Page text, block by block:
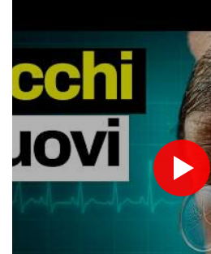
di blackout nazionale
Canottaggio: Mondiali U19, oro
singolo donne
Houthi, 'abbiamo attaccato forze
al-Makha'
Houthi, 'abbiamo attaccato forze
al-Makha'
Il Papa, 'basta violenze in Ucraina
diplomazia'
Pallavolo: l'Italia femminile vola in